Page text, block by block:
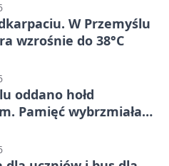
W Przemyślu
wzrośnie do 38°C
oddano hołd
Pamięć wybrzmiała